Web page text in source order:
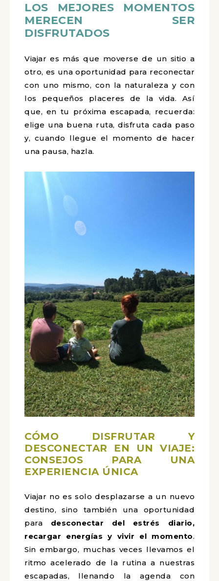
LOS MEJORES MOMENTOS
MERECEN SER
DISFRUTADOS
Viajar es más que moverse de un sitio a
otro, es una oportunidad para reconectar
con uno mismo, con la naturaleza y con
los pequeños placeres de la vida. Así
que, en tu próxima escapada, recuerda:
elige una buena ruta, disfruta cada paso
y, cuando llegue el momento de hacer
una pausa, hazla.
CÓMO DISFRUTAR Y
DESCONECTAR EN UN VIAJE:
CONSEJOS PARA UNA
EXPERIENCIA ÚNICA
Viajar no es solo desplazarse a un nuevo
destino, sino también una oportunidad
para desconectar del estrés diario,
recargar energías y vivir el momento.
Sin embargo, muchas veces llevamos el
ritmo acelerado de la rutina a nuestras
escapadas, llenando la agenda con